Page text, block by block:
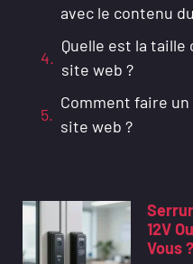
avec le contenu
Quelle est la
site web ?
Comment faire
site web ?
12V
Vous ?